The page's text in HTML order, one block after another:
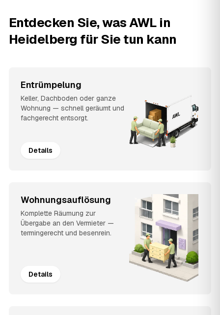
Entdecken Sie, was AWL in
Heidelberg für Sie tun kann
Entrümpelung
Keller, Dachboden oder ganze
Wohnung — schnell geräumt und
fachgerecht entsorgt.
Details
Wohnungsauflösung
Komplette Räumung zur
Übergabe an den Vermieter —
termingerecht und besenrein.
Details